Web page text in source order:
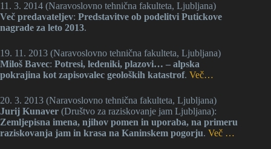
11. 3. 2014 (Naravoslovno tehnična fakulteta, Ljubljana)
Več predavateljev: Predstavitve ob podelitvi Putickove
nagrade za leto 2013.
19. 11. 2013 (Naravoslovno tehnična fakulteta, Ljubljana)
Miloš Bavec: Potresi, ledeniki, plazovi… – alpska
pokrajina kot zapisovalec geoloških katastrof. Več…
20. 3. 2013 (Naravoslovno tehnična fakulteta, Ljubljana)
Jurij Kunaver (Društvo za raziskovanje jam Ljubljana):
Zemljepisna imena, njihov pomen in uporaba, na primeru
raziskovanja jam in krasa na Kaninskem pogorju. Več …